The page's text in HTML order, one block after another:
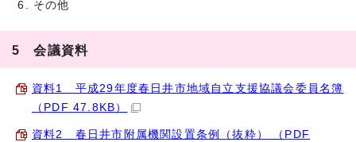
その他
5 会議資料
資料1 平成29年度春日井市地域自立支援協議会委員名簿
（PDF 47.8KB）
資料2 春日井市附属機関設置条例（抜粋） （PDF